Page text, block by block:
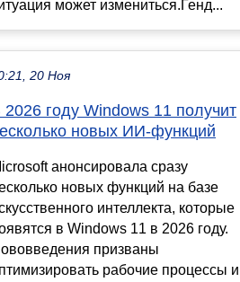
может измениться.Генд...
20 Ноя
2026 году Windows 11 получит
новых ИИ-функций
анонсировала сразу
новых функций на базе
интеллекта, которые
в Windows 11 в 2026 году.
призваны
рабочие процессы и